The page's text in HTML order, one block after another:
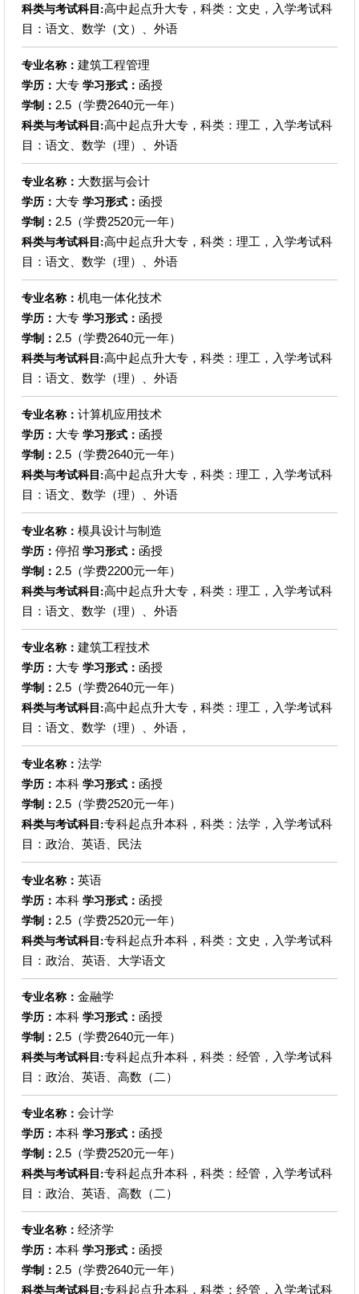
科类与考试科目:高中起点升大专，科类：文史，入学考试科
目：语文、数学（文）、外语
专业名称： 建筑工程管理
学历： 大专 学习形式： 函授
学制： 2.5（学费2640元一年）
科类与考试科目:高中起点升大专，科类：理工，入学考试科
目：语文、数学（理）、外语
专业名称： 大数据与会计
学历： 大专 学习形式： 函授
学制： 2.5（学费2520元一年）
科类与考试科目:高中起点升大专，科类：理工，入学考试科
目：语文、数学（理）、外语
专业名称： 机电一体化技术
学历： 大专 学习形式： 函授
学制： 2.5（学费2640元一年）
科类与考试科目:高中起点升大专，科类：理工，入学考试科
目：语文、数学（理）、外语
专业名称： 计算机应用技术
学历： 大专 学习形式： 函授
学制： 2.5（学费2640元一年）
科类与考试科目:高中起点升大专，科类：理工，入学考试科
目：语文、数学（理）、外语
专业名称： 模具设计与制造
学历： 停招 学习形式： 函授
学制： 2.5（学费2200元一年）
科类与考试科目:高中起点升大专，科类：理工，入学考试科
目：语文、数学（理）、外语
专业名称： 建筑工程技术
学历： 大专 学习形式： 函授
学制： 2.5（学费2640元一年）
科类与考试科目:高中起点升大专，科类：理工，入学考试科
目：语文、数学（理）、外语，
专业名称： 法学
学历： 本科 学习形式： 函授
学制： 2.5（学费2520元一年）
科类与考试科目:专科起点升本科，科类：法学，入学考试科
目：政治、英语、民法
专业名称： 英语
学历： 本科 学习形式： 函授
学制： 2.5（学费2520元一年）
科类与考试科目:专科起点升本科，科类：文史，入学考试科
目：政治、英语、大学语文
专业名称： 金融学
学历： 本科 学习形式： 函授
学制： 2.5（学费2640元一年）
科类与考试科目:专科起点升本科，科类：经管，入学考试科
目：政治、英语、高数（二）
专业名称： 会计学
学历： 本科 学习形式： 函授
学制： 2.5（学费2520元一年）
科类与考试科目:专科起点升本科，科类：经管，入学考试科
目：政治、英语、高数（二）
专业名称： 经济学
学历： 本科 学习形式： 函授
学制： 2.5（学费2640元一年）
科类与考试科目:专科起点升本科，科类：经管，入学考试科